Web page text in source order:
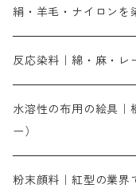
直接染料－染色手順が
人気のおすすめ直接染料
染色に必要な薬品類
絹・羊毛・ナイロンを
お買い得品
染料一覧
人気のおすすめ染料
染色に必要な薬品類
反応染料｜綿・麻・レ
お勧めの3原色（赤・
お勧め｜スミフィックス～
3原色以外の色目
水溶性の布用の絵具｜
ー）
ネオカラー（色）
粉末顔料｜紅型の業界